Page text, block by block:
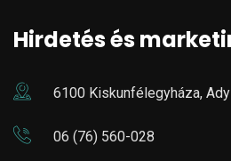
Hirdetés és
6100 Kiskunfélegyháza, Ady
06 (76) 560-028